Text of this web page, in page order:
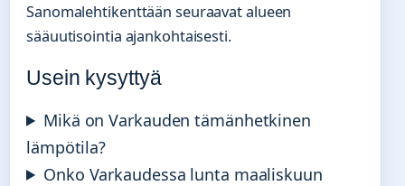
Sanomalehtikenttään seuraavat alueen
sääuutisointia ajankohtaisesti.
Usein kysyttyä
Mikä on Varkauden tämänhetkinen
lämpötila?
Onko Varkaudessa lunta maaliskuun